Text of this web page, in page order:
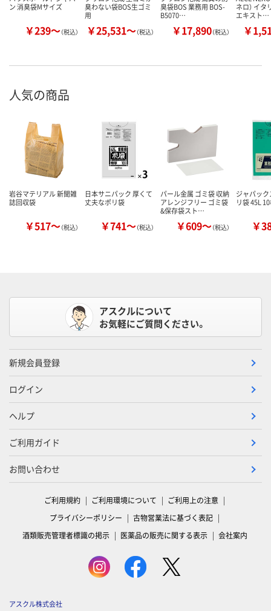
ン 消臭袋Mサイズ
￥239～（税込）
臭わない袋BOS生ゴミ
用
￥25,531～（税込）
臭袋BOS 業務用 BOS-
B5070…
￥17,890（税込）
ネロ） イ
エキスト…
￥
人気の商品
岩谷マテリアル 新聞雑
誌回収袋
￥517～（税込）
日本サニパック 厚くて
丈夫なポリ袋
￥741～（税込）
パール金属 ゴミ袋 収納
アレンジフリー ゴミ袋
&保存袋スト…
￥609～（税込）
ジャパッ
リ袋 45L
￥
アスクルについて
お気軽にご質問ください。
新規会員登録
ログイン
ヘルプ
ご利用ガイド
お問い合わせ
ご利用規約 ご利用環境について
ご利用上の注意
プライバシーポリシー
古物営業法に基づく表記
酒類販売管理者標識の掲示
医薬品の販売に関する表示 会社案内
アスクル株式会社